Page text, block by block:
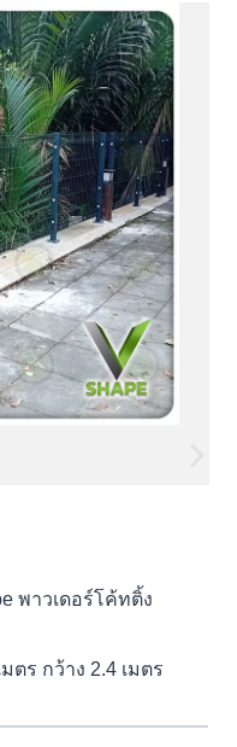
พาวเดอร์โค้ทติ้ง
ตร กว้าง 2.4 เมตร